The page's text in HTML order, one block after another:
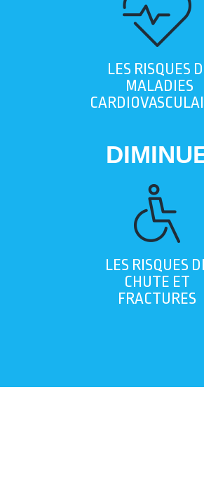
LES RISQUES
MALADIES
LES RISQUES
CHUTE ET
FRACTURES